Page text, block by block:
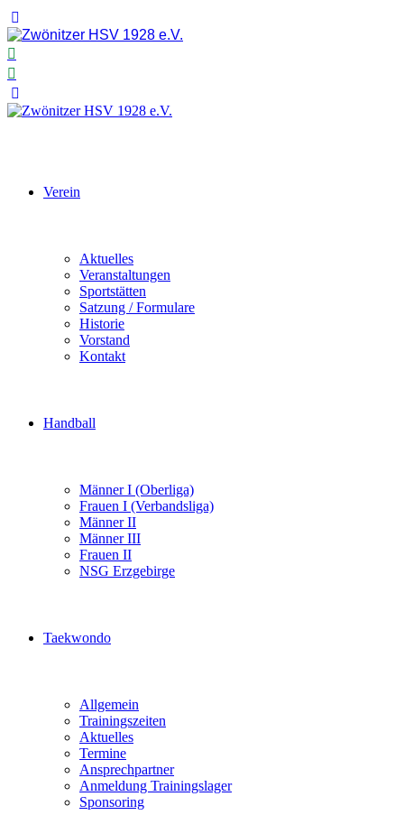
Verein
Aktuelles
Veranstaltungen
Sportstätten
Satzung / Formulare
Historie
Vorstand
Kontakt
Handball
Männer I (Oberliga)
Frauen I (Verbandsliga)
Männer II
Männer III
Frauen II
NSG Erzgebirge
Taekwondo
Allgemein
Trainingszeiten
Aktuelles
Termine
Ansprechpartner
Anmeldung Trainingslager
Sponsoring